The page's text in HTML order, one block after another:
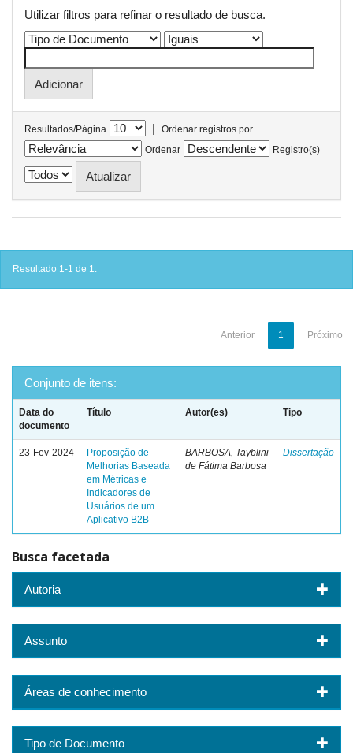
Utilizar filtros para refinar o resultado de busca.
Resultados/Página |
Ordenar registros por
Ordenar
Registro(s)
Resultado 1-1 de 1.
Anterior 1 Próximo
Conjunto de itens:
Data do
documento
Título Autor(es) Tipo
23-Fev-2024
Proposição de
Melhorias Baseada
em Métricas e
Indicadores de
Usuários de um
Aplicativo B2B
BARBOSA, Tayblini
de Fátima Barbosa
Dissertação
Busca facetada
Autoria
Assunto
Áreas de conhecimento
Tipo de Documento